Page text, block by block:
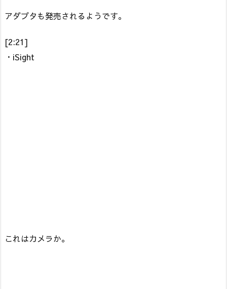
アダプタも発売されるようです。
[2:21]
・iSight
これはカメラか。